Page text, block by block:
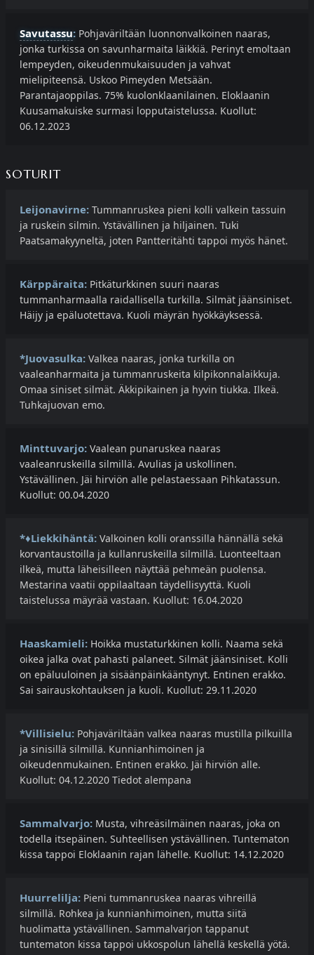
Savutassu: Pohjaväriltään luonnonvalkoinen naaras,
jonka turkissa on savunharmaita läikkiä. Perinyt emoltaan
lempeyden, oikeudenmukaisuuden ja vahvat
mielipiteensä. Uskoo Pimeyden Metsään.
Parantajaoppilas. 75% kuolonklaanilainen. Eloklaanin
Kuusamakuiske surmasi lopputaistelussa. Kuollut:
06.12.2023
SOTURIT
Leijonavirne: Tummanruskea pieni kolli valkein tassuin
ja ruskein silmin. Ystävällinen ja hiljainen. Tuki
Paatsamakyyneltä, joten Pantteritähti tappoi myös hänet.
Kärppäraita: Pitkäturkkinen suuri naaras
tummanharmaalla raidallisella turkilla. Silmät jäänsiniset.
Häijy ja epäluotettava. Kuoli mäyrän hyökkäyksessä.
*Juovasulka: Valkea naaras, jonka turkilla on
vaaleanharmaita ja tummanruskeita kilpikonnalaikkuja.
Omaa siniset silmät. Äkkipikainen ja hyvin tiukka. Ilkeä.
Tuhkajuovan emo.
Minttuvarjo: Vaalean punaruskea naaras
vaaleanruskeilla silmillä. Avulias ja uskollinen.
Ystävällinen. Jäi hirviön alle pelastaessaan Pihkatassun.
Kuollut: 00.04.2020
*♦Liekkihäntä: Valkoinen kolli oranssilla hännällä sekä
korvantaustoilla ja kullanruskeilla silmillä. Luonteeltaan
ilkeä, mutta läheisilleen näyttää pehmeän puolensa.
Mestarina vaatii oppilaaltaan täydellisyyttä. Kuoli
taistelussa mäyrää vastaan. Kuollut: 16.04.2020
Haaskamieli: Hoikka mustaturkkinen kolli. Naama sekä
oikea jalka ovat pahasti palaneet. Silmät jäänsiniset. Kolli
on epäluuloinen ja sisäänpäinkääntynyt. Entinen erakko.
Sai sairauskohtauksen ja kuoli. Kuollut: 29.11.2020
*Villisielu: ​Pohjaväriltään valkea naaras mustilla pilkuilla
ja sinisillä silmillä. Kunnianhimoinen ja
oikeudenmukainen. Entinen erakko. Jäi hirviön alle.
Kuollut: 04.12.2020 Tiedot alempana
Sammalvarjo: Musta, vihreäsilmäinen naaras, joka on
todella itsepäinen. Suhteellisen ystävällinen. Tuntematon
kissa tappoi Eloklaanin rajan lähelle. Kuollut: 14.12.2020
Huurrelilja: Pieni tummanruskea naaras vihreillä
silmillä. Rohkea ja kunnianhimoinen, mutta siitä
huolimatta ystävällinen. Sammalvarjon tappanut
tuntematon kissa tappoi ukkospolun lähellä keskellä yötä.